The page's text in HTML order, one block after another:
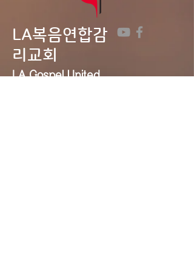
LA복음연합감
리교회
LA Gospel United